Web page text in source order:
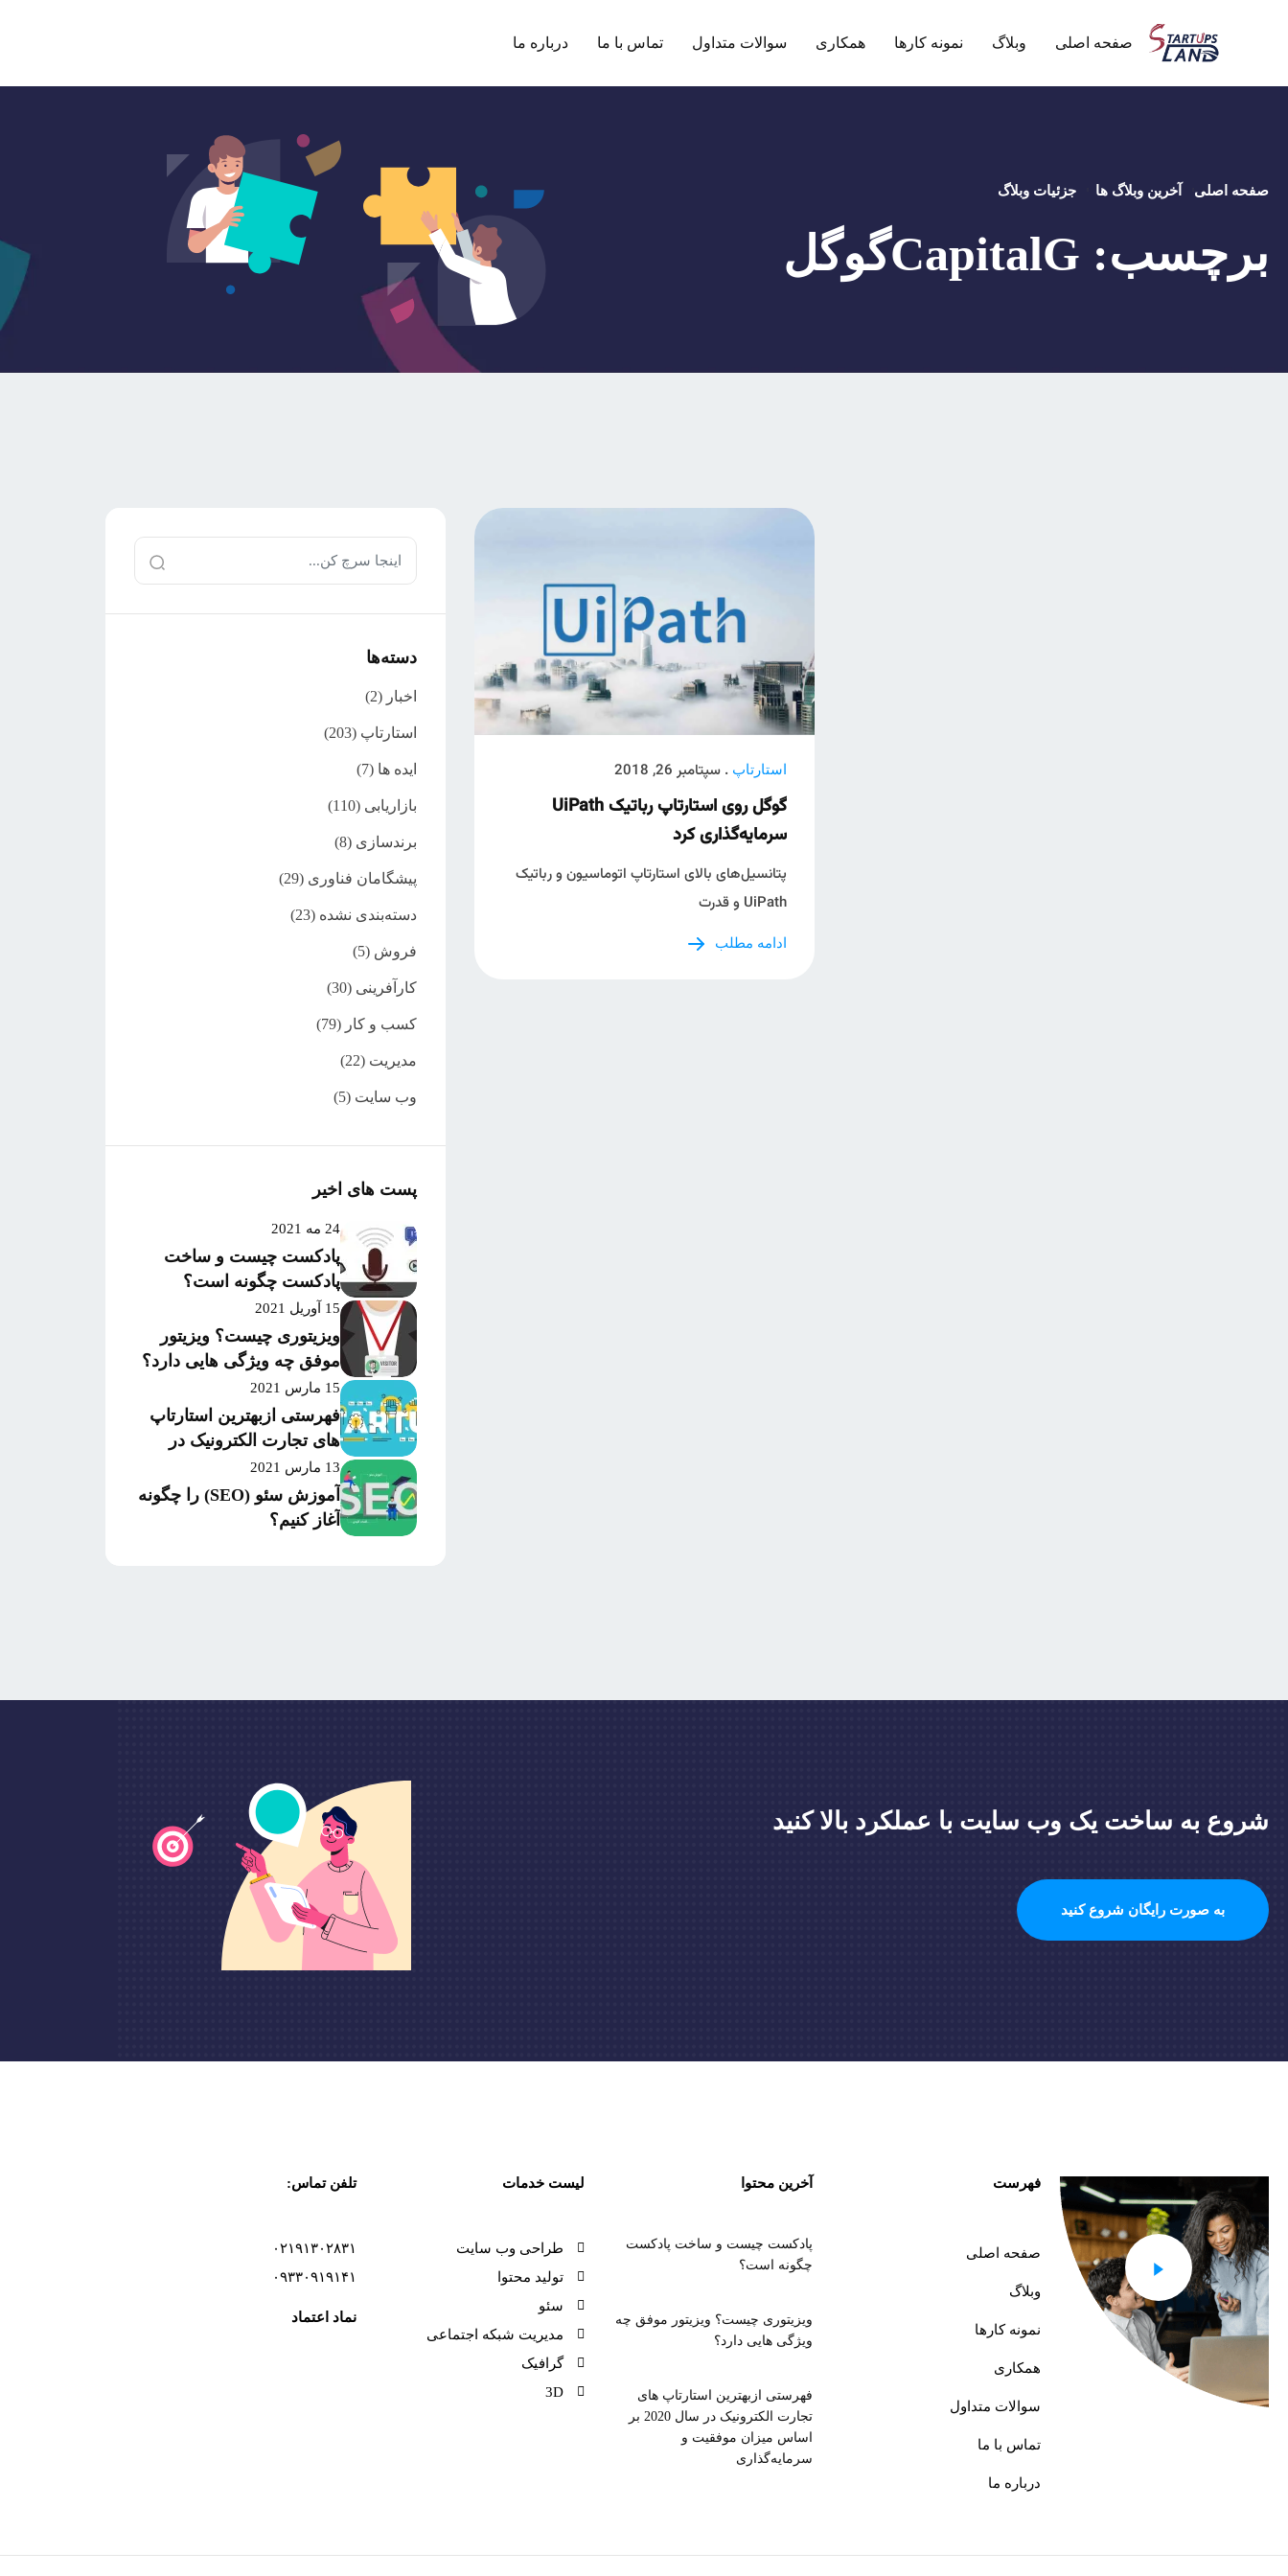
صفحه اصلی وبلاگ نمونه کارها همکاری سوالات متداول تماس با ما درباره ما
صفحه اصلی آخرین وبلاگ ها جزئیات وبلاگ
برچسب: CapitalGگوگل
استارتاپ . سپتامبر 26, 2018
گوگل روی استارتاپ رباتیک UiPath
سرمایه‌گذاری کرد
پتانسیل‌های بالای استارتاپ اتوماسیون و رباتیک
UiPath و قدرت
ادامه مطلب
دسته‌ها
اخبار (2)
استارتاپ (203)
ایده ها (7)
بازاریابی (110)
برندسازی (8)
پیشگامان فناوری (29)
دسته‌بندی نشده (23)
فروش (5)
کارآفرینی (30)
کسب و کار (79)
مدیریت (22)
وب سایت (5)
پست های اخیر
24 مه 2021
پادکست چیست و ساخت
پادکست چگونه است؟
15 آوریل 2021
ویزیتوری چیست؟ ویزیتور
موفق چه ویژگی هایی دارد؟
15 مارس 2021
فهرستی ازبهترین استارتاپ
های تجارت الکترونیک در
سال 2020 بر اساس میزان
موفقیت و سرمایه‌گذاری
13 مارس 2021
آموزش سئو (SEO) را چگونه
آغاز کنیم؟
شروع به ساخت یک وب سایت با عملکرد بالا کنید
به صورت رایگان شروع کنید
فهرست
صفحه اصلی
وبلاگ
نمونه کارها
همکاری
سوالات متداول
تماس با ما
درباره ما
آخرین محتوا
پادکست چیست و ساخت پادکست
چگونه است؟
ویزیتوری چیست؟ ویزیتور موفق چه
ویژگی هایی دارد؟
فهرستی ازبهترین استارتاپ های
تجارت الکترونیک در سال 2020 بر
اساس میزان موفقیت و
سرمایه‌گذاری
لیست خدمات
طراحی وب سایت
تولید محتوا
سئو
مدیریت شبکه اجتماعی
گرافیک
3D
تلفن تماس:
۰۲۱۹۱۳۰۲۸۳۱
۰۹۳۳۰۹۱۹۱۴۱
نماد اعتماد